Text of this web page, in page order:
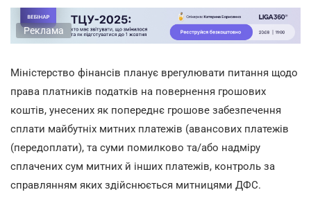
Реклама
Міністерство фінансів планує врегулювати питання щодо
права платників податків на повернення грошових
коштів, унесених як попереднє грошове забезпечення
сплати майбутніх митних платежів (авансових платежів
(передоплати), та суми помилково та/або надміру
сплачених сум митних й інших платежів, контроль за
справлянням яких здійснюється митницями ДФС.